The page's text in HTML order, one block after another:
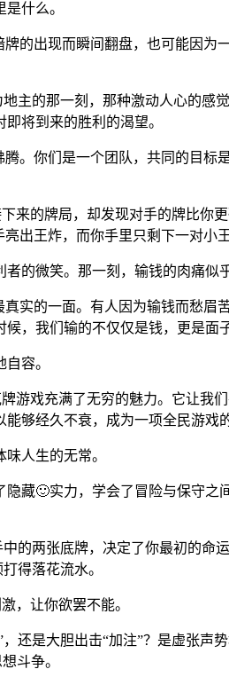
什么。
的出现而瞬间翻盘，也可能因
主的那一刻，那种激动人心的
将到来的胜利的渴望。
。你们是一个团队，共同的目
来的牌局，却发现对手的牌比
出王炸，而你手里只剩下一对小
的微笑。那一刻，输钱的肉痛似
实的一面。有人因为输钱而愁
，我们输的不仅仅是钱，更是面子
容。
游戏充满了无穷的魅力。它让
够经久不衰，成为一项全民游戏
人生的无常。
藏🙂实力，学会了冒险与保守
的两张底牌，决定了你最初的
得落花流水。
，让你欲罢不能。
还是大胆出击“加注”？是虚张
斗争。